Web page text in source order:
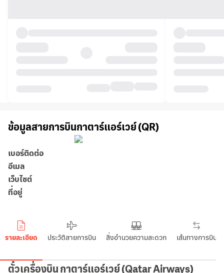
ข้อมูลสายการบินกาตาร์แอร์เวย์ (QR)
เบอร์ติดต่อ
อีเมล
เว็บไซต์
ที่อยู่
รายละเอียด ประวัติสายการบิน สิ่งอำนวยความสะดวก เส้นทางการบิน
ตั๋วเครื่องบิน กาตาร์แอร์เวย์(Qatar Airways)